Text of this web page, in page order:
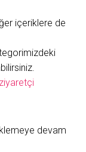
içeriklere de
ziyaretçi
devam